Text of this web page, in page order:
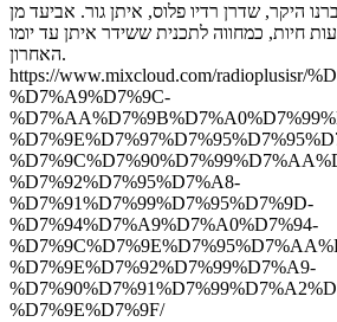
היקר, שדרן רדיו פלוס, איתן גור. אביעד מן
חיות, כמחווה לתכנית ששידר איתן עד יומו
האחרון.
https://www.mixcloud.com/radioplusisr/
%D7%A9%D7%9C-
%D7%92%D7%95%D7%A8-
%D7%91%D7%99%D7%95%D7%9D-
%D7%94%D7%A9%D7%A0%D7%94-
%D7%9E%D7%92%D7%99%D7%A9-
%D7%9E%D7%9F/